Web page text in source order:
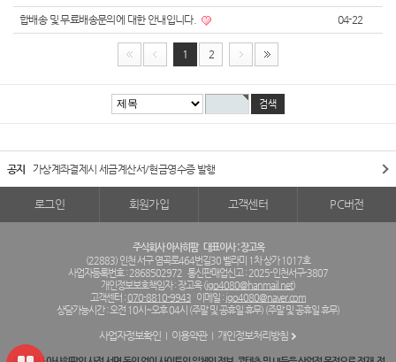
합배송 및 무료배송문의에 대한 안내입니다. 04-22
1 2
공지 가상계좌결제시 세금계산서/현금영수증 발행
로그인 회원가입 고객센터 PC버전
주식회사 아사히팜 대표이사 : 장고옥
(22883) 인천 서구 염곡로464번길30 벨라미 1차 상가 1017호
사업자등록번호 : 2868502972 통신판매업신고 : 2025-인천서구-3807
개인정보보호책임자 : 장고옥 (jgo4080@hanmail.net)
고객센터 :070-8810-9943 이메일 : jgo4080@naver.com
상담가능시간 : 오전 10시~오후 04시 (주말 및 공휴일 휴무) (주말 및 공휴일 휴무)
사업자정보확인 이용약관 개인정보처리방침